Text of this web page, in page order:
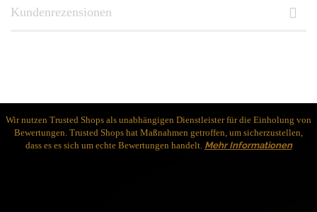
Kundenrezensionen
Wir nutzen Trusted Shops als unabhängigen Dienstleister für die Einholung von
Bewertungen. Trusted Shops hat Maßnahmen getroffen, um sicherzustellen,
dass es es sich um echte Bewertungen handelt. Mehr Informationen